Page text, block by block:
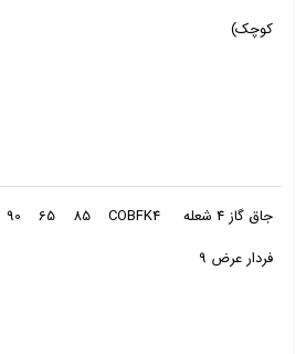
کوچک)
جاق گاز 4 شعله
فردار عرض 9
COBFK4
85
65
90